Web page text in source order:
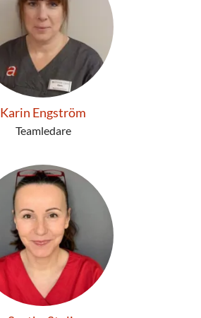
Karin Engström
Teamledare